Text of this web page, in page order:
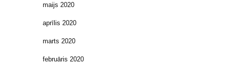
maijs 2020
aprīlis 2020
marts 2020
februāris 2020